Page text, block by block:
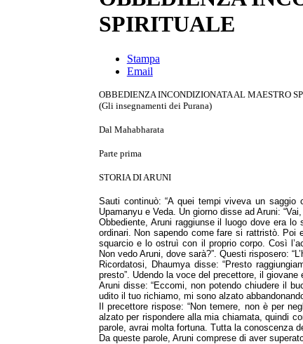
SPIRITUALE
Stampa
Email
OBBEDIENZA INCONDIZIONATA AL MAESTRO
(Gli insegnamenti dei Purana)
Dal Mahabharata
Parte prima
STORIA DI ARUNI
Sauti continuò: “A quei tempi viveva un saggio
Upamanyu e Veda. Un giorno disse ad Aruni:
Obbediente, Aruni raggiunse il luogo dove era
ordinari. Non sapendo come fare si rattristò. Poi
squarcio e lo ostruì con il proprio corpo. Così
Non vedo Aruni, dove sarà?”. Questi risposero:
Ricordatosi, Dhaumya disse: “Presto
presto”. Udendo la voce del precettore, il giovane
Aruni disse: “Eccomi, non potendo chiudere il
udito il tuo richiamo, mi sono alzato
Il precettore rispose: “Non temere, non è per
alzato per rispondere alla mia chiamata, quindi
parole, avrai molta fortuna. Tutta la conoscenza
Da queste parole, Aruni comprese di aver